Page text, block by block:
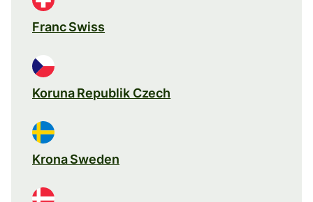
Franc Swiss
Koruna Republik Czech
Krona Sweden